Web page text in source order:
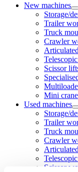
New machines
Storage/
Trailer
Truck
Crawler
Scissor
Mini
Used machines
Storage/
Trailer
Truck
Crawler
Scissor